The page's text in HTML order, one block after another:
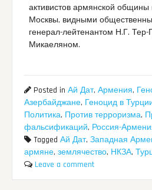
активистов армянской общины
Москвы, видными
генерал-лейтенантом Н.Г. Тер-
Микаеляном.
Posted inАй Дат,Армения,
Азербайджане, Геноцид в
Политика, Против терроризма,
фальсификаций, Россия-
TaggedАй Дат,Западная
армяне,землячество, НКЗА,
Leave a comment